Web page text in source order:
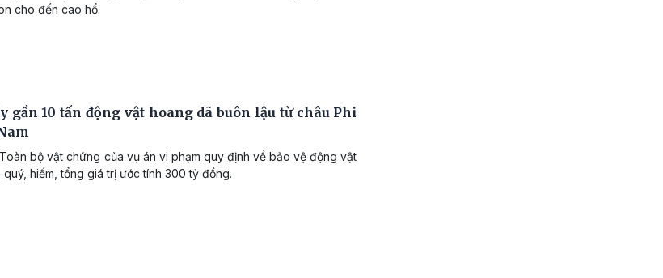
cho đến cao hổ.
gần 10 tấn động vật hoang dã buôn lậu từ châu Phi
bộ vật chứng của vụ án vi phạm quy định về bảo vệ động vật
hiếm, tổng giá trị ước tính 300 tỷ đồng.